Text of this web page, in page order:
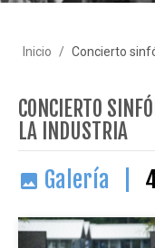
Inicio Concierto
CONCIERTO
LA INDUSTRIA
image Galería |